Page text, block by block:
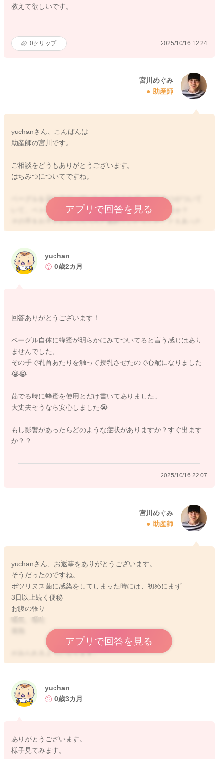
教えて欲しいです。
0クリップ 2025/10/16 12:24
宮川めぐみ
助産師
yuchanさん、こんばんは
助産師の宮川です。
ご相談をどうもありがとうございます。
はちみつについてですね。
ベーグルを召し上がっていたということで、はちみつがついて
いて、ベトベトのままの手だったということでしょうか？
その手をお子さんがぺろぺろと舐めていたりしたこともあった
でしょうか？
ベーグルを焼く前の茹でる際に蜂蜜を使用されることでの影響
をご心配のようでしたら、それで赤ちゃんに影響することは考
ださいね。
どうぞよろしくお願いします。
アプリで回答を見る
yuchan
0歳2カ月
回答ありがとうございます！
ベーグル自体に蜂蜜が明らかにみてついてると言う感じはあり
ませんでした。
その手で乳首あたりを触って授乳させたので心配になりました
😭😭
茹でる時に蜂蜜を使用とだけ書いてありました。
大丈夫そうなら安心しました😭
もし影響があったらどのような症状がありますか？すぐ出ます
か？？
2025/10/16 22:07
宮川めぐみ
助産師
yuchanさん、お返事をありがとうございます。
そうだったのですね。
ボツリヌス菌に感染をしてしまった時には、初めにまず
3日以上続く便秘
お腹の張り
がみられるようになります。
その後筋力低下、無表情、哺乳力も低下、泣く声が小さい
お子さんの様子を見ていただき、ご心配な時には受診をされて
みるのはいかがでしょうか？
どうぞよろしくお願いします。
アプリで回答を見る
yuchan
0歳3カ月
ありがとうございます。
様子見てみます。